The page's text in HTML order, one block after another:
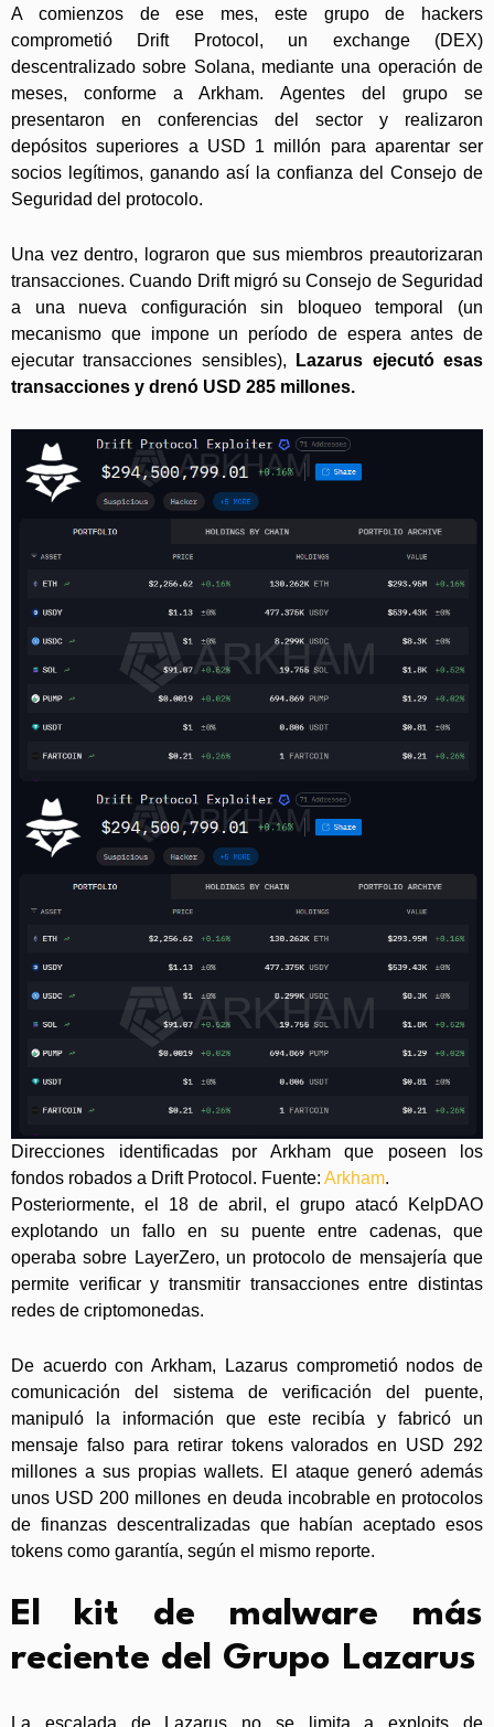
A comienzos de ese mes, este grupo de hackers
comprometió Drift Protocol, un exchange (DEX)
descentralizado sobre Solana, mediante una operación de
meses, conforme a Arkham. Agentes del grupo se
presentaron en conferencias del sector y realizaron
depósitos superiores a USD 1 millón para aparentar ser
socios legítimos, ganando así la confianza del Consejo de
Seguridad del protocolo.
Una vez dentro, lograron que sus miembros preautorizaran
transacciones. Cuando Drift migró su Consejo de Seguridad
a una nueva configuración sin bloqueo temporal (un
mecanismo que impone un período de espera antes de
ejecutar transacciones sensibles),
Lazarus ejecutó esas
transacciones y drenó USD 285 millones.
Direcciones identificadas por Arkham que poseen los
fondos robados a Drift Protocol. Fuente: Arkham.
Posteriormente, el 18 de abril, el grupo atacó KelpDAO
explotando un fallo en su puente entre cadenas, que
operaba sobre LayerZero, un protocolo de mensajería que
permite verificar y transmitir transacciones entre distintas
redes de criptomonedas.
De acuerdo con Arkham, Lazarus comprometió nodos de
comunicación del sistema de verificación del puente,
manipuló la información que este recibía y fabricó un
mensaje falso para retirar tokens valorados en USD 292
millones a sus propias wallets. El ataque generó además
unos USD 200 millones en deuda incobrable en protocolos
de finanzas descentralizadas que habían aceptado esos
tokens como garantía, según el mismo reporte.
El kit de malware más
reciente del Grupo Lazarus